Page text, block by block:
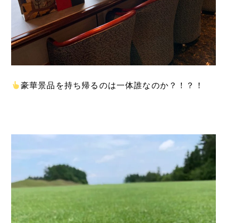
豪華景品を持ち帰るのは一体誰なのか？！？！